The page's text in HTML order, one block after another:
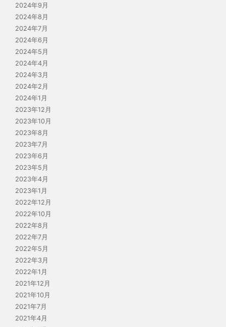
2024年9月
2024年8月
2024年7月
2024年6月
2024年5月
2024年4月
2024年3月
2024年2月
2024年1月
2023年12月
2023年10月
2023年8月
2023年7月
2023年6月
2023年5月
2023年4月
2023年1月
2022年12月
2022年10月
2022年8月
2022年7月
2022年5月
2022年3月
2022年1月
2021年12月
2021年10月
2021年7月
2021年4月